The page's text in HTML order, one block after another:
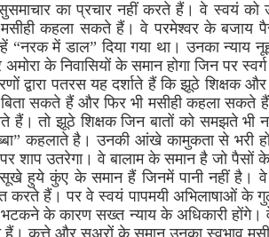
का प्रचार नहीं करते हैं। वे स्वयं को
कहला सकते हैं। वे परमेश्वर के बजाय
“नरक में डाल” दिया गया था। उनका न्याय
के निवासियों के समान होगा जिन पर
द्वारा पतरस यह दर्शाते हैं कि झूठे
बिता सकते हैं और फिर भी मसीही कहला सकते
हैं। तो झूठे शिक्षक जिन बातों को समझते भी
कहलाते है। उनकी आंखे कामुकता से भरी
शाप उतरेगा। वे बालाम के समान है जो पैसों के
हुये कुंए के समान हैं जिनमें पानी नहीं है।
करते हैं। पर वे स्वयं पापमयी अभिलाषाओं के
के कारण सख्त न्याय के अधिकारी
हैं। कुत्ते और सुअरों के समान उनका स्वभाव